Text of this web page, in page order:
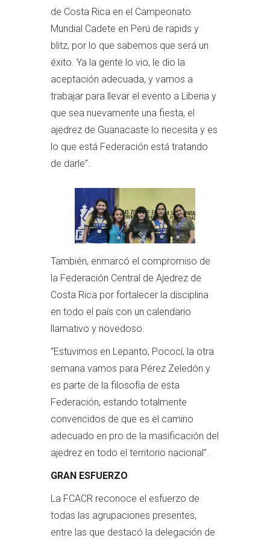
de Costa Rica en el Campeonato
Mundial Cadete en Perú de rapids y
blitz, por lo que sabemos que será un
éxito. Ya la gente lo vio, le dio la
aceptación adecuada, y vamos a
trabajar para llevar el evento a Liberia y
que sea nuevamente una fiesta, el
ajedrez de Guanacaste lo necesita y es
lo que está Federación está tratando
de darle”.
También, enmarcó el compromiso de
la Federación Central de Ajedrez de
Costa Rica por fortalecer la disciplina
en todo el país con un calendario
llamativo y novedoso.
“Estuvimos en Lepanto, Pococí, la otra
semana vamos para Pérez Zeledón y
es parte de la filosofía de esta
Federación, estando totalmente
convencidos de que es el camino
adecuado en pro de la masificación del
ajedrez en todo el territorio nacional”.
GRAN ESFUERZO
La FCACR reconoce el esfuerzo de
todas las agrupaciones presentes,
entre las que destacó la delegación de